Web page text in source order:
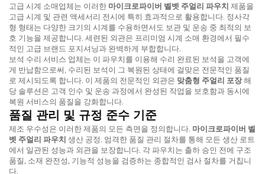
고급 시계 소매업체는 이러한 마이크로파이버 벨벳 주얼리 파우치 제품을
고급 시계 및 관련 액세서리 전시에 특히 효과적으로 활용합니다. 정사각
형 형태는 다양한 크기의 시계를 수용하면서도 보관 및 운송 중 최적의 보
호 기능을 제공합니다. 세련된 외관은 프리미엄 시계 소매 환경에서 필수
적인 고급 브랜드 포지셔닝과 완벽하게 부합합니다.
보석 수리 서비스 업체는 이 파우치를 이용해 수리 완료된 보석을 고객에
게 반납함으로써, 수리된 보석이 그 복원된 상태에 걸맞은 전문적인 품질
로 제시되도록 합니다. 이 제품의 전문적인 외관은 맞춤형 주얼리 포장해
당 솔루션은 고객 인수 및 운송 과정에서 완성된 작업을 보호함과 동시에
복원 서비스의 품질을 강화합니다.
품질 관리 및 규정 준수 기준
제조 우수성은 이러한 제품의 모든 측면을 정의합니다. 마이크로파이버 벨
벳 주얼리 파우치 생산 공정. 엄격한 품질 관리 절차를 통해 모든 생산 로트
에서 일관된 성능과 외관을 보장합니다. 각 파우치는 출하 승인 전에 구조
품질, 소재 완전성, 기능적 성능을 검증하는 종합적인 검사 절차를 거칩니
다.